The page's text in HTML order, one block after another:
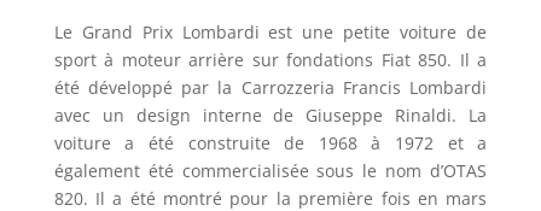
Le Grand Prix Lombardi est une petite voiture de
sport à moteur arrière sur fondations Fiat 850. Il a
été développé par la Carrozzeria Francis Lombardi
avec un design interne de Giuseppe Rinaldi. La
voiture a été construite de 1968 à 1972 et a
également été commercialisée sous le nom d’OTAS
820. Il a été montré pour la première fois en mars